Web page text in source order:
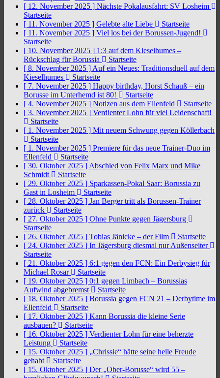
[ 12. November 2025 ] Nächste Pokalausfahrt: SV Losheim
Startseite
[ 11. November 2025 ] Gelebte alte Liebe
Startseite
[ 11. November 2025 ] Viel los bei der Borussen-Jugend!
Startseite
[ 10. November 2025 ] 1:3 auf dem Kieselhumes –
Rückschlag für Borussia
Startseite
[ 8. November 2025 ] Auf ein Neues: Traditionsduell auf dem
Kieselhumes
Startseite
[ 7. November 2025 ] Happy birthday, Horst Schauß – ein
Borusse im Unterhemd ist 80!
Startseite
[ 4. November 2025 ] Notizen aus dem Ellenfeld
Startseite
[ 3. November 2025 ] Verdienter Lohn für viel Leidenschaft!
Startseite
[ 1. November 2025 ] Mit neuem Schwung gegen Köllerbach
Startseite
[ 1. November 2025 ] Premiere für das neue Trainer-Duo im
Ellenfeld
Startseite
[ 30. Oktober 2025 ] Abschied von Felix Marx und Mike
Schmidt
Startseite
[ 29. Oktober 2025 ] Sparkassen-Pokal Saar: Borussia zu
Gast in Losheim
Startseite
[ 28. Oktober 2025 ] Jan Berger tritt als Borussen-Trainer
zurück
Startseite
[ 27. Oktober 2025 ] Ohne Punkte gegen Jägersburg
Startseite
[ 26. Oktober 2025 ] Tobias Jänicke – der Film
Startseite
[ 24. Oktober 2025 ] In Jägersburg diesmal nur Außenseiter
Startseite
[ 21. Oktober 2025 ] 6:1 gegen den FCN: Ein Derbysieg für
Michael Rosar
Startseite
[ 19. Oktober 2025 ] 0:1 gegen Limbach – Borussias
Aufwind abgebremst
Startseite
[ 18. Oktober 2025 ] Borussia gegen FCN 21 – Derbytime im
Ellenfeld
Startseite
[ 17. Oktober 2025 ] Kann Borussia die kleine Serie
ausbauen?
Startseite
[ 16. Oktober 2025 ] Verdienter Lohn für eine beherzte
Leistung
Startseite
[ 15. Oktober 2025 ] „Chrissie“ hätte seine helle Freude
gehabt
Startseite
[ 15. Oktober 2025 ] Der „Ober-Borusse“ wird 55 –